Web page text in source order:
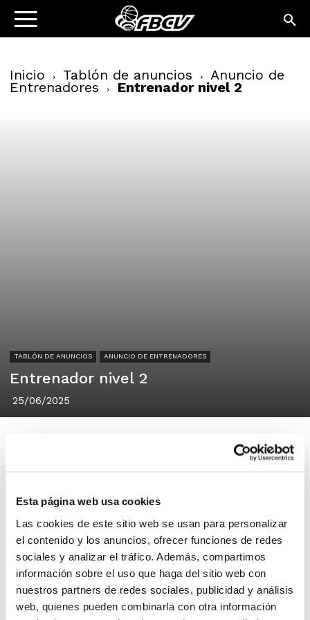
Esta página web usa cookies
Las cookies de este sitio web se usan para personalizar
el contenido y los anuncios, ofrecer funciones de redes
sociales y analizar el tráfico. Además, compartimos
información sobre el uso que haga del sitio web con
nuestros partners de redes sociales, publicidad y análisis
web, quienes pueden combinarla con otra información
Inicio Tablón de anuncios Anuncio de
Entrenadores Entrenador nivel 2
TABLÓN DE ANUNCIOS ANUNCIO DE ENTRENADORES
Entrenador nivel 2
25/06/2025
Entrenador nivel 2 interesado en
entrenar categoría infantil o cadete
masculino para nivel preferente o
primera zonal preferentemente zona
de Alicante capital. Mas de treinta
años de experiencia en diferentes
equipos. Para ponerse en contacto